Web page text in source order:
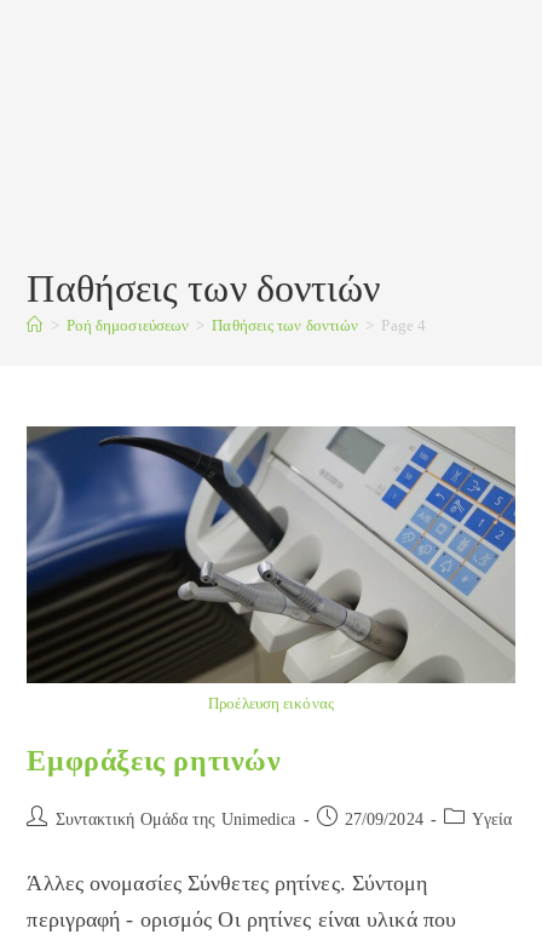
Παθήσεις των δοντιών
> Ροή δημοσιεύσεων > Παθήσεις των δοντιών > Page 4
Προέλευση εικόνας
Εμφράξεις ρητινών
Post Συντακτική Ομάδα της Unimedica
Post 27/09/2024
PostYγεία
Άλλες ονομασίες Σύνθετες ρητίνες. Σύντομη
περιγραφή - ορισμός Οι ρητίνες είναι υλικά που